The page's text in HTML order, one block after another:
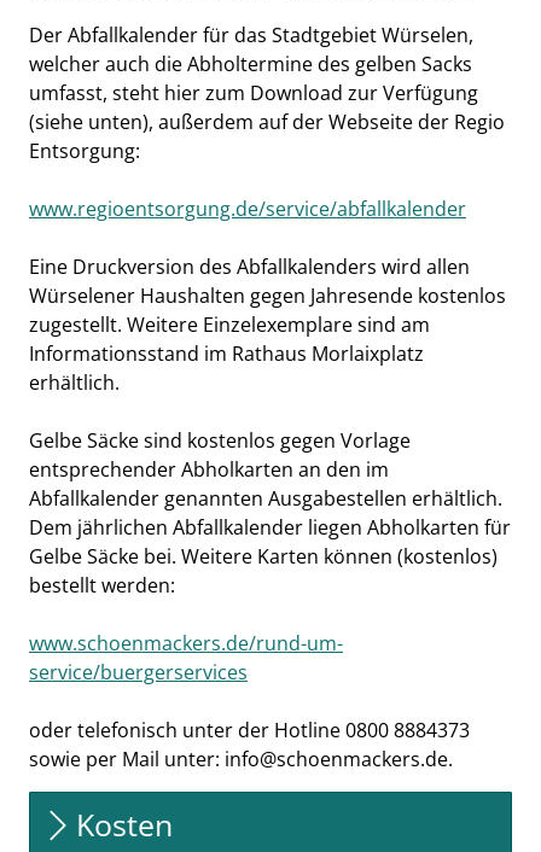
Der Abfallkalender für das Stadtgebiet Würselen,
welcher auch die Abholtermine des gelben Sacks
umfasst, steht hier zum Download zur Verfügung
(siehe unten), außerdem auf der Webseite der Regio
Entsorgung:
www.regioentsorgung.de/service/abfallkalender
Eine Druckversion des Abfallkalenders wird allen
Würselener Haushalten gegen Jahresende kostenlos
zugestellt. Weitere Einzelexemplare sind am
Informationsstand im Rathaus Morlaixplatz
erhältlich.
Gelbe Säcke sind kostenlos gegen Vorlage
entsprechender Abholkarten an den im
Abfallkalender genannten Ausgabestellen erhältlich.
Dem jährlichen Abfallkalender liegen Abholkarten für
Gelbe Säcke bei. Weitere Karten können (kostenlos)
bestellt werden:
www.schoenmackers.de/rund-um-
service/buergerservices
oder telefonisch unter der Hotline 0800 8884373
sowie per Mail unter: info@schoenmackers.de.
Kosten